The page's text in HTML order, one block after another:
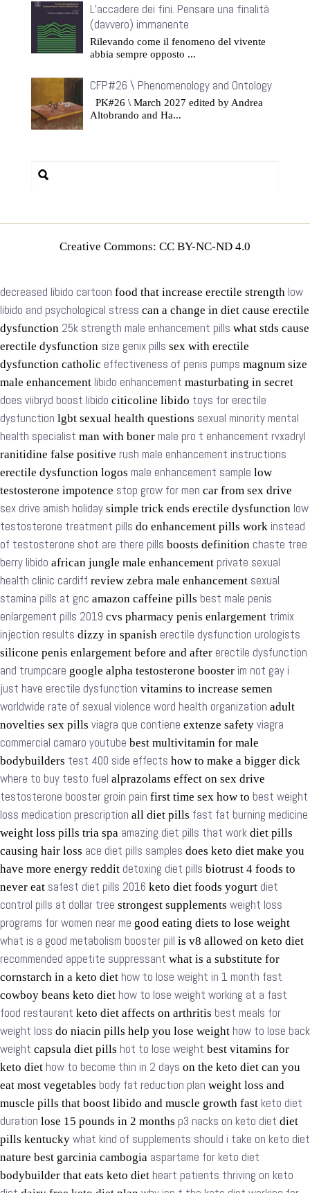
L’accadere dei fini. Pensare una finalità
(davvero) immanente
Rilevando come il fenomeno del vivente
abbia sempre opposto ...
CFP#26 \ Phenomenology and Ontology
PK#26 \ March 2027 edited by Andrea
Altobrando and Ha...
Creative Commons: CC BY-NC-ND 4.0
decreased libido cartoon food that increase erectile strength low
libido and psychological stress can a change in diet cause erectile
dysfunction 25k strength male enhancement pills what stds cause
erectile dysfunction size genix pills sex with erectile
dysfunction catholic effectiveness of penis pumps magnum size
male enhancement libido enhancement masturbating in secret
does viibryd boost libido citicoline libido toys for erectile
dysfunction lgbt sexual health questions sexual minority mental
health specialist man with boner male pro t enhancement rvxadryl
ranitidine false positive rush male enhancement instructions
erectile dysfunction logos male enhancement sample low
testosterone impotence stop grow for men car from sex drive
sex drive amish holiday simple trick ends erectile dysfunction low
testosterone treatment pills do enhancement pills work instead
of testosterone shot are there pills boosts definition chaste tree
berry libido african jungle male enhancement private sexual
health clinic cardiff review zebra male enhancement sexual
stamina pills at gnc amazon caffeine pills best male penis
enlargement pills 2019 cvs pharmacy penis enlargement trimix
injection results dizzy in spanish erectile dysfunction urologists
silicone penis enlargement before and after erectile dysfunction
and trumpcare google alpha testosterone booster im not gay i
just have erectile dysfunction vitamins to increase semen
worldwide rate of sexual violence word health organization adult
novelties sex pills viagra que contiene extenze safety viagra
commercial camaro youtube best multivitamin for male
bodybuilders test 400 side effects how to make a bigger dick
where to buy testo fuel alprazolams effect on sex drive
testosterone booster groin pain first time sex how to best weight
loss medication prescription all diet pills fast fat burning medicine
weight loss pills tria spa amazing diet pills that work diet pills
causing hair loss ace diet pills samples does keto diet make you
have more energy reddit detoxing diet pills biotrust 4 foods to
never eat safest diet pills 2016 keto diet foods yogurt diet
control pills at dollar tree strongest supplements weight loss
programs for women near me good eating diets to lose weight
what is a good metabolism booster pill is v8 allowed on keto diet
recommended appetite suppressant what is a substitute for
cornstarch in a keto diet how to lose weight in 1 month fast
cowboy beans keto diet how to lose weight working at a fast
food restaurant keto diet affects on arthritis best meals for
weight loss do niacin pills help you lose weight how to lose back
weight capsula diet pills hot to lose weight best vitamins for
keto diet how to become thin in 2 days on the keto diet can you
eat most vegetables body fat reduction plan weight loss and
muscle pills that boost libido and muscle growth fast keto diet
duration lose 15 pounds in 2 months p3 nacks on keto diet diet
pills kentucky what kind of supplements should i take on keto diet
nature best garcinia cambogia aspartame for keto diet
bodybuilder that eats keto diet heart patients thriving on keto